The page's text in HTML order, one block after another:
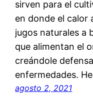
sirven para el
en donde el calor
jugos naturales a
que alimentan el
creándole
enfermedades.
agosto 2, 2021